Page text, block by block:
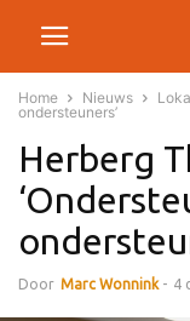
Home Nieuws
ondersteuners’
Herberg
Door Marc Wonnink - 4